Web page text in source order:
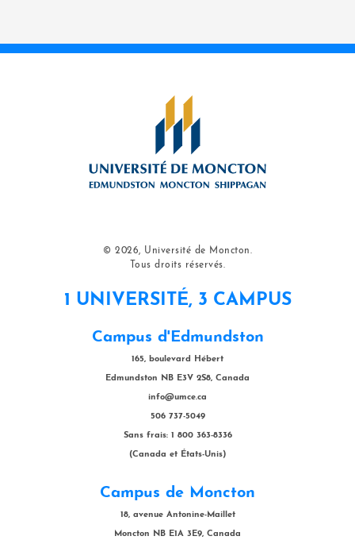
© 2026, Université de Moncton.
Tous droits réservés.
1 UNIVERSITÉ, 3 CAMPUS
Campus d'Edmundston
165, boulevard Hébert
Edmundston NB E3V 2S8, Canada
info@umce.ca
506 737-5049
Sans frais: 1 800 363-8336
(Canada et États-Unis)
Campus de Moncton
18, avenue Antonine-Maillet
Moncton NB E1A 3E9, Canada